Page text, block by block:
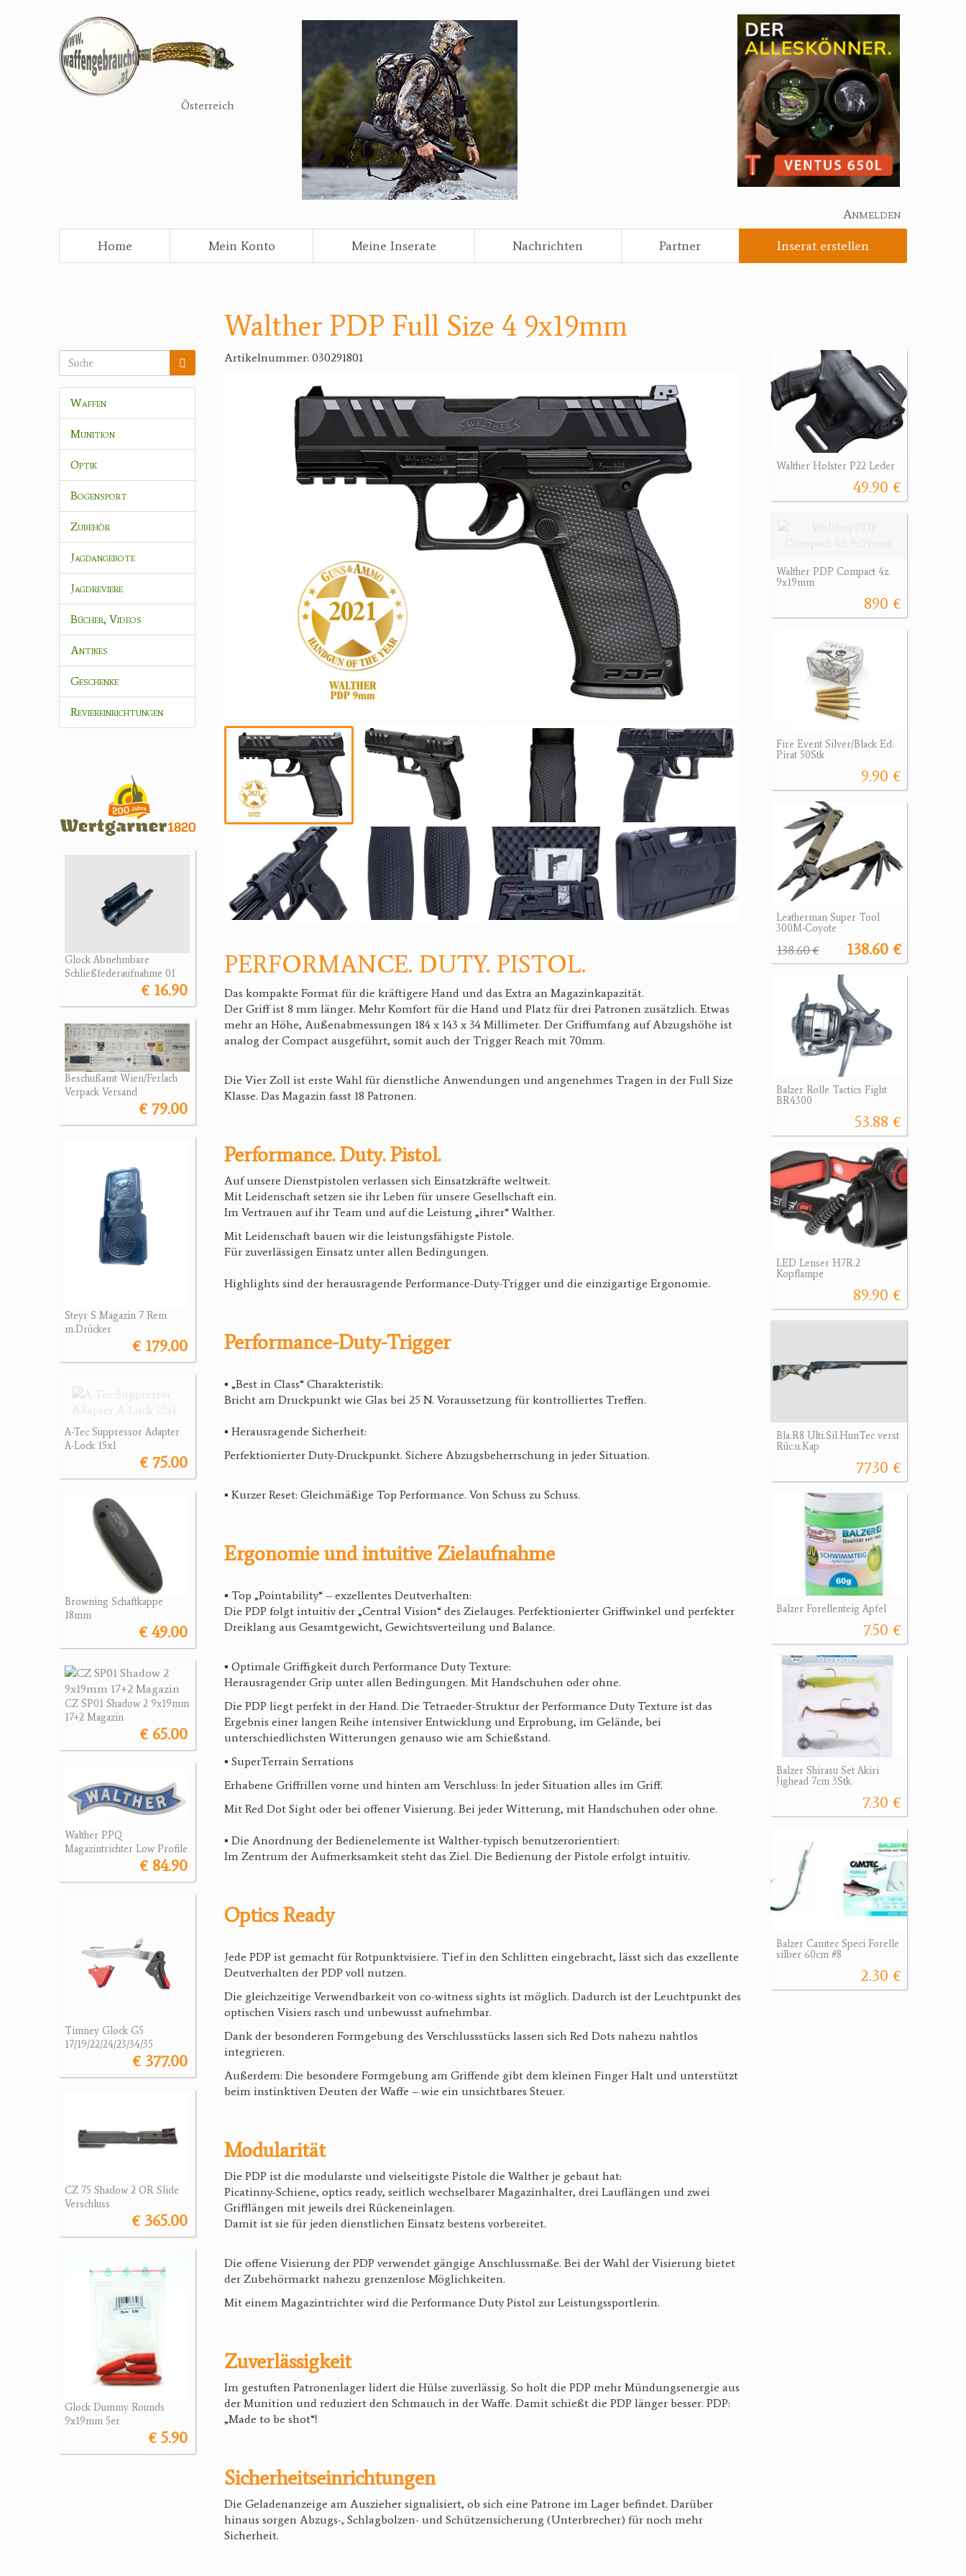
Österreich
Anmelden
Home
Mein Konto Meine Inserate Nachrichten Partner Inserat erstellen
Waffen
Munition
Optik
Bogensport
Zubehör
Jagdangebote
Jagdreviere
Bücher, Videos
Antikes
Geschenke
Reviereinrichtungen
Glock Abnehmbare
Schließfederaufnahme 01
€ 16.90
Beschußamt Wien/Ferlach
Verpack Versand
€ 79.00
Steyr S Magazin 7 Rem
m.Drücker
€ 179.00
A-Tec Suppressor Adapter
A-Lock 15x1
€ 75.00
Browning Schaftkappe
18mm
€ 49.00
CZ SP01 Shadow 2 9x19mm
17+2 Magazin
€ 65.00
Walther PPQ
Magazintrichter Low Profile
€ 84.90
Timney Glock G5
17/19/22/24/23/34/35
€ 377.00
CZ 75 Shadow 2 OR Slide
Verschluss
€ 365.00
Glock Dummy Rounds
9x19mm 5er
€ 5.90
Walther PDP Full Size 4 9x19mm
Artikelnummer: 030291801
PERFORMANCE. DUTY. PISTOL.
Das kompakte Format für die kräftigere Hand und das Extra an Magazinkapazität.
Der Griff ist 8 mm länger. Mehr Komfort für die Hand und Platz für drei Patronen zusätzlich. Etwas
mehr an Höhe, Außenabmessungen 184 x 143 x 34 Millimeter. Der Griffumfang auf Abzugshöhe ist
analog der Compact ausgeführt, somit auch der Trigger Reach mit 70mm.
Die Vier Zoll ist erste Wahl für dienstliche Anwendungen und angenehmes Tragen in der Full Size
Klasse. Das Magazin fasst 18 Patronen.
Performance. Duty. Pistol.
Auf unsere Dienstpistolen verlassen sich Einsatzkräfte weltweit.
Mit Leidenschaft setzen sie ihr Leben für unsere Gesellschaft ein.
Im Vertrauen auf ihr Team und auf die Leistung „ihrer“ Walther.
Mit Leidenschaft bauen wir die leistungsfähigste Pistole.
Für zuverlässigen Einsatz unter allen Bedingungen.
Highlights sind der herausragende Performance-Duty-Trigger und die einzigartige Ergonomie.
Performance-Duty-Trigger
▪ „Best in Class“ Charakteristik:
Bricht am Druckpunkt wie Glas bei 25 N. Voraussetzung für kontrolliertes Treffen.
▪ Herausragende Sicherheit:
Perfektionierter Duty-Druckpunkt. Sichere Abzugsbeherrschung in jeder Situation.
▪ Kurzer Reset: Gleichmäßige Top Performance. Von Schuss zu Schuss.
Ergonomie und intuitive Zielaufnahme
▪ Top „Pointability“ – exzellentes Deutverhalten:
Die PDP folgt intuitiv der „Central Vision“ des Zielauges. Perfektionierter Griffwinkel und perfekter
Dreiklang aus Gesamtgewicht, Gewichtsverteilung und Balance.
▪ Optimale Griffigkeit durch Performance Duty Texture:
Herausragender Grip unter allen Bedingungen. Mit Handschuhen oder ohne.
Die PDP liegt perfekt in der Hand. Die Tetraeder-Struktur der Performance Duty Texture ist das
Ergebnis einer langen Reihe intensiver Entwicklung und Erprobung, im Gelände, bei
unterschiedlichsten Witterungen genauso wie am Schießstand.
▪ SuperTerrain Serrations
Erhabene Griffrillen vorne und hinten am Verschluss: In jeder Situation alles im Griff.
Mit Red Dot Sight oder bei offener Visierung. Bei jeder Witterung, mit Handschuhen oder ohne.
▪ Die Anordnung der Bedienelemente ist Walther-typisch benutzerorientiert:
Im Zentrum der Aufmerksamkeit steht das Ziel. Die Bedienung der Pistole erfolgt intuitiv.
Optics Ready
Jede PDP ist gemacht für Rotpunktvisiere. Tief in den Schlitten eingebracht, lässt sich das exzellente
Deutverhalten der PDP voll nutzen.
Die gleichzeitige Verwendbarkeit von co-witness sights ist möglich. Dadurch ist der Leuchtpunkt des
optischen Visiers rasch und unbewusst aufnehmbar.
Dank der besonderen Formgebung des Verschlussstücks lassen sich Red Dots nahezu nahtlos
integrieren.
Außerdem: Die besondere Formgebung am Griffende gibt dem kleinen Finger Halt und unterstützt
beim instinktiven Deuten der Waffe – wie ein unsichtbares Steuer.
Modularität
Die PDP ist die modularste und vielseitigste Pistole die Walther je gebaut hat:
Picatinny-Schiene, optics ready, seitlich wechselbarer Magazinhalter, drei Lauflängen und zwei
Grifflängen mit jeweils drei Rückeneinlagen.
Damit ist sie für jeden dienstlichen Einsatz bestens vorbereitet.
Die offene Visierung der PDP verwendet gängige Anschlussmaße. Bei der Wahl der Visierung bietet
der Zubehörmarkt nahezu grenzenlose Möglichkeiten.
Mit einem Magazintrichter wird die Performance Duty Pistol zur Leistungssportlerin.
Zuverlässigkeit
Im gestuften Patronenlager lidert die Hülse zuverlässig. So holt die PDP mehr Mündungsenergie aus
der Munition und reduziert den Schmauch in der Waffe. Damit schießt die PDP länger besser. PDP:
„Made to be shot“!
Sicherheitseinrichtungen
Die Geladenanzeige am Auszieher signalisiert, ob sich eine Patrone im Lager befindet. Darüber
hinaus sorgen Abzugs-, Schlagbolzen- und Schützensicherung (Unterbrecher) für noch mehr
Sicherheit.
Walther Holster P22 Leder
49.90 €
Walther PDP Compact 4z.
9x19mm
890 €
Fire Event Silver/Black Ed.
Pirat 50Stk
9.90 €
Leatherman Super Tool
300M-Coyote
138.60 €
138.60 €
Balzer Rolle Tactics Fight
BR4300
53.88 €
LED Lenser H7R.2
Kopflampe
89.90 €
Bla.R8 Ulti.Sil.HunTec verst
Rüc.u.Kap
7730 €
Balzer Forellenteig Apfel
7.50 €
Balzer Shirasu Set Akiri
Jighead 7cm 3Stk.
7.30 €
Balzer Camtec Speci Forelle
silber 60cm #8
2.30 €